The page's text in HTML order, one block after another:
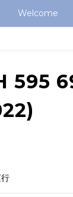
Welcome
595